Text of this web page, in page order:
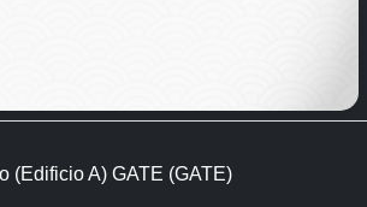
(Edificio A) GATE (GATE)